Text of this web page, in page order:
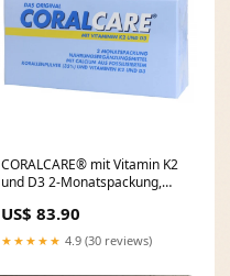
CORALCARE® mit Vitamin K2
und D3 2-Monatspackung,
US$ 83.90
★★★★★ 4.9 (30 reviews)